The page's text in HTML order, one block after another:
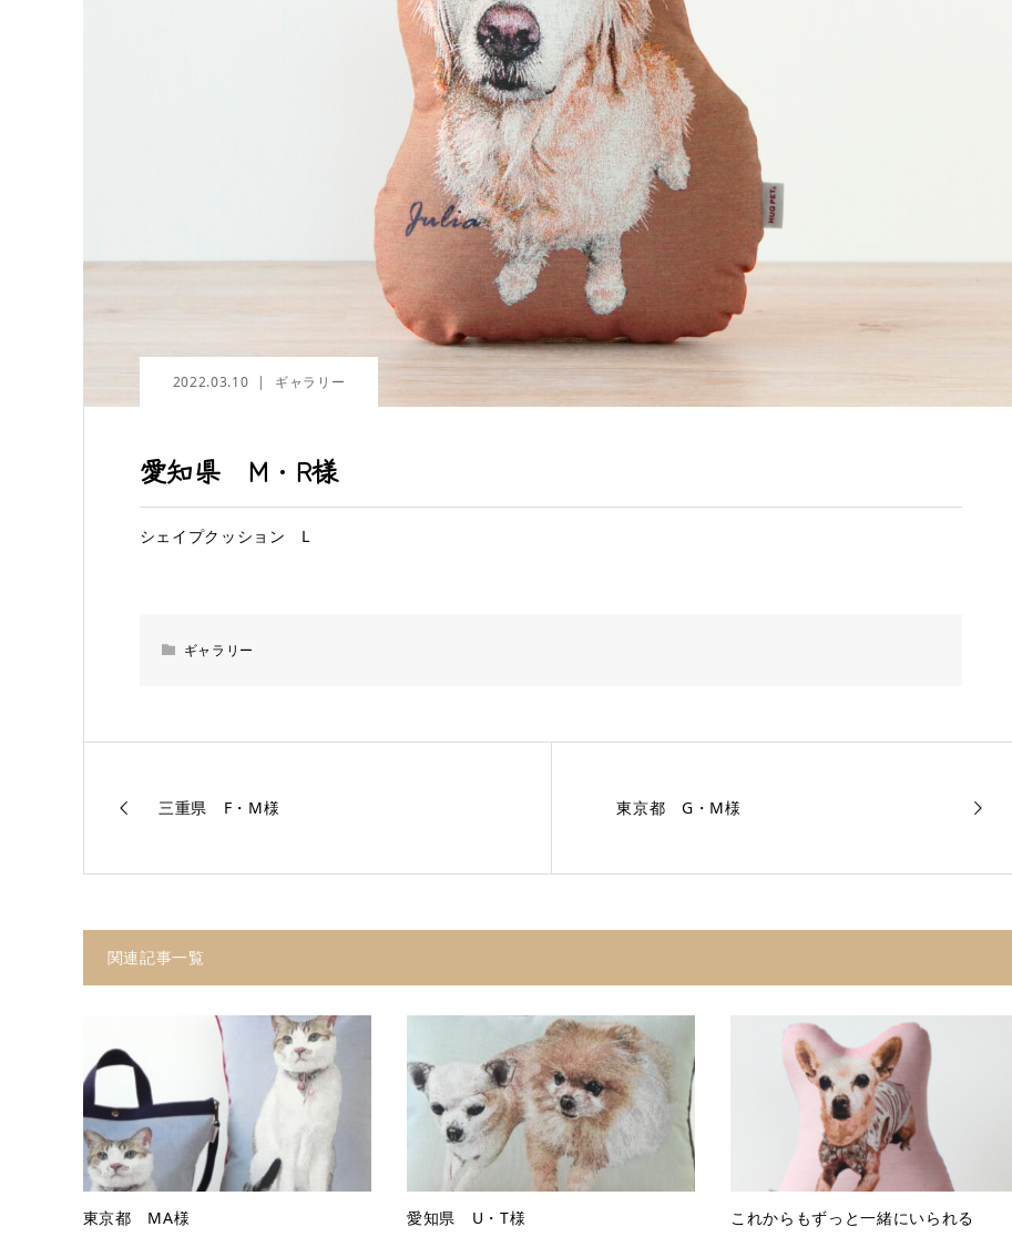
2022.03.10 ギャラリー
愛知県 M・R様
シェイプクッション L
ギャラリー
三重県 F・M様 東京都 G・M様
関連記事一覧
東京都 MA様 愛知県 U・T様 これからもずっと一緒にいられる